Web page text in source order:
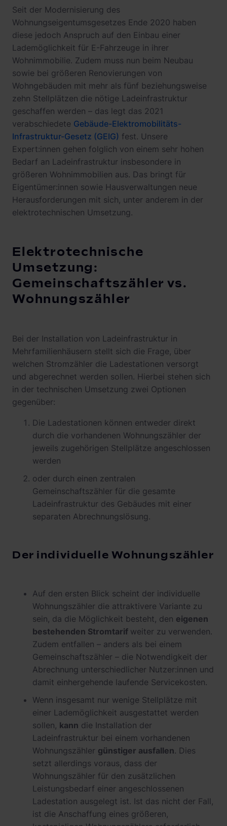
Seit der Modernisierung des
Wohnungseigentumsgesetzes Ende 2020 haben
diese jedoch Anspruch auf den Einbau einer
Lademöglichkeit für E-Fahrzeuge in ihrer
Wohnimmobilie. Zudem muss nun beim Neubau
sowie bei größeren Renovierungen von
Wohngebäuden mit mehr als fünf beziehungsweise
zehn Stellplätzen die nötige Ladeinfrastruktur
geschaffen werden – das legt das 2021
verabschiedete Gebäude-Elektromobilitäts-
Infrastruktur-Gesetz (GEIG) fest. Unsere
Expert:innen gehen folglich von einem sehr hohen
Bedarf an Ladeinfrastruktur insbesondere in
größeren Wohnimmobilien aus. Das bringt für
Eigentümer:innen sowie Hausverwaltungen neue
Herausforderungen mit sich, unter anderem in der
elektrotechnischen Umsetzung.
Elektrotechnische
Umsetzung:
Gemeinschaftszähler vs.
Wohnungszähler
Bei der Installation von Ladeinfrastruktur in
Mehrfamilienhäusern stellt sich die Frage, über
welchen Stromzähler die Ladestationen versorgt
und abgerechnet werden sollen. Hierbei stehen sich
in der technischen Umsetzung zwei Optionen
gegenüber:
Die Ladestationen können entweder direkt
durch die vorhandenen Wohnungszähler der
jeweils zugehörigen Stellplätze angeschlossen
werden
oder durch einen zentralen
Gemeinschaftszähler für die gesamte
Ladeinfrastruktur des Gebäudes mit einer
separaten Abrechnungslösung.
Der individuelle Wohnungszähler
Auf den ersten Blick scheint der individuelle
Wohnungszähler die attraktivere Variante zu
sein, da die Möglichkeit besteht, den eigenen
bestehenden Stromtarif weiter zu verwenden.
Zudem entfallen – anders als bei einem
Gemeinschaftszähler – die Notwendigkeit der
Abrechnung unterschiedlicher Nutzer:innen und
damit einhergehende laufende Servicekosten.
Wenn insgesamt nur wenige Stellplätze mit
einer Lademöglichkeit ausgestattet werden
sollen, kann die Installation der
Ladeinfrastruktur bei einem vorhandenen
Wohnungszähler günstiger ausfallen. Dies
setzt allerdings voraus, dass der
Wohnungszähler für den zusätzlichen
Leistungsbedarf einer angeschlossenen
Ladestation ausgelegt ist. Ist das nicht der Fall,
ist die Anschaffung eines größeren,